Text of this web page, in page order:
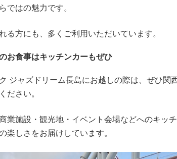
ではの魅力です。
る方にも、多くご利用いただいています。
お食事はキッチンカーもぜひ
ジャズドリーム長島にお越しの際は、ぜひ関
ださい。
業施設・観光地・イベント会場などへのキッ
楽しさをお届けしています。